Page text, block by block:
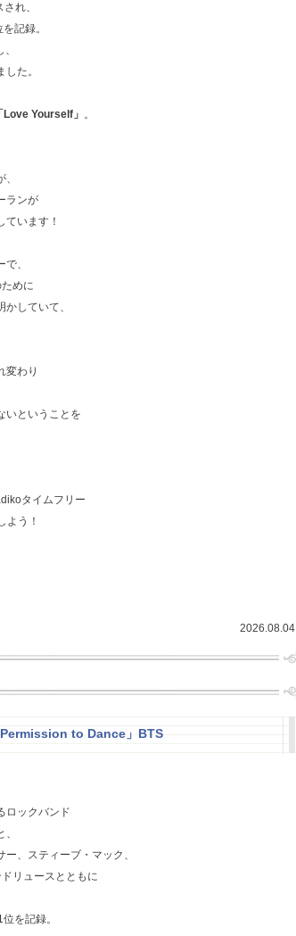
れ、
記録。
た。
「Love Yourself」 。
ランが
います！
、
めに
していて、
変わり
いということを
タイムフリー
よう！
2026.08.04
to Dance」BTS
ロックバンド
、スティーブ・マック、
リュースとともに
を記録。